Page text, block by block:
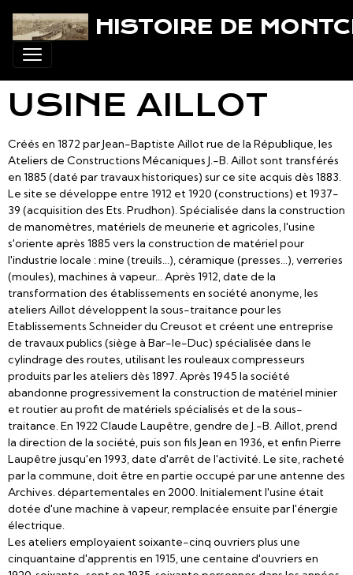
HISTOIRE DE
USINE AILLOT
Créés en 1872 par Jean-Baptiste Aillot rue de la République, les
Ateliers de Constructions Mécaniques J.-B. Aillot sont transférés
en 1885 (daté par travaux historiques) sur ce site acquis dès 1883.
Le site se développe entre 1912 et 1920 (constructions) et 1937-
39 (acquisition des Ets. Prudhon). Spécialisée dans la construction
de manomètres, matériels de meunerie et agricoles, l'usine
s'oriente après 1885 vers la construction de matériel pour
l'industrie locale : mine (treuils...), céramique (presses...), verreries
(moules), machines à vapeur... Après 1912, date de la
transformation des établissements en société anonyme, les
ateliers Aillot développent la sous-traitance pour les
Etablissements Schneider du Creusot et créent une entreprise
de travaux publics (siège à Bar-le-Duc) spécialisée dans le
cylindrage des routes, utilisant les rouleaux compresseurs
produits par les ateliers dès 1897. Après 1945 la société
abandonne progressivement la construction de matériel minier
et routier au profit de matériels spécialisés et de la sous-
traitance. En 1922 Claude Laupêtre, gendre de J.-B. Aillot, prend
la direction de la société, puis son fils Jean en 1936, et enfin Pierre
Laupêtre jusqu'en 1993, date d'arrêt de l'activité. Le site, racheté
par la commune, doit être en partie occupé par une antenne des
Archives. départementales en 2000. Initialement l'usine était
dotée d'une machine à vapeur, remplacée ensuite par l'énergie
électrique.
Les ateliers employaient soixante-cinq ouvriers plus une
cinquantaine d'apprentis en 1915, une centaine d'ouvriers en